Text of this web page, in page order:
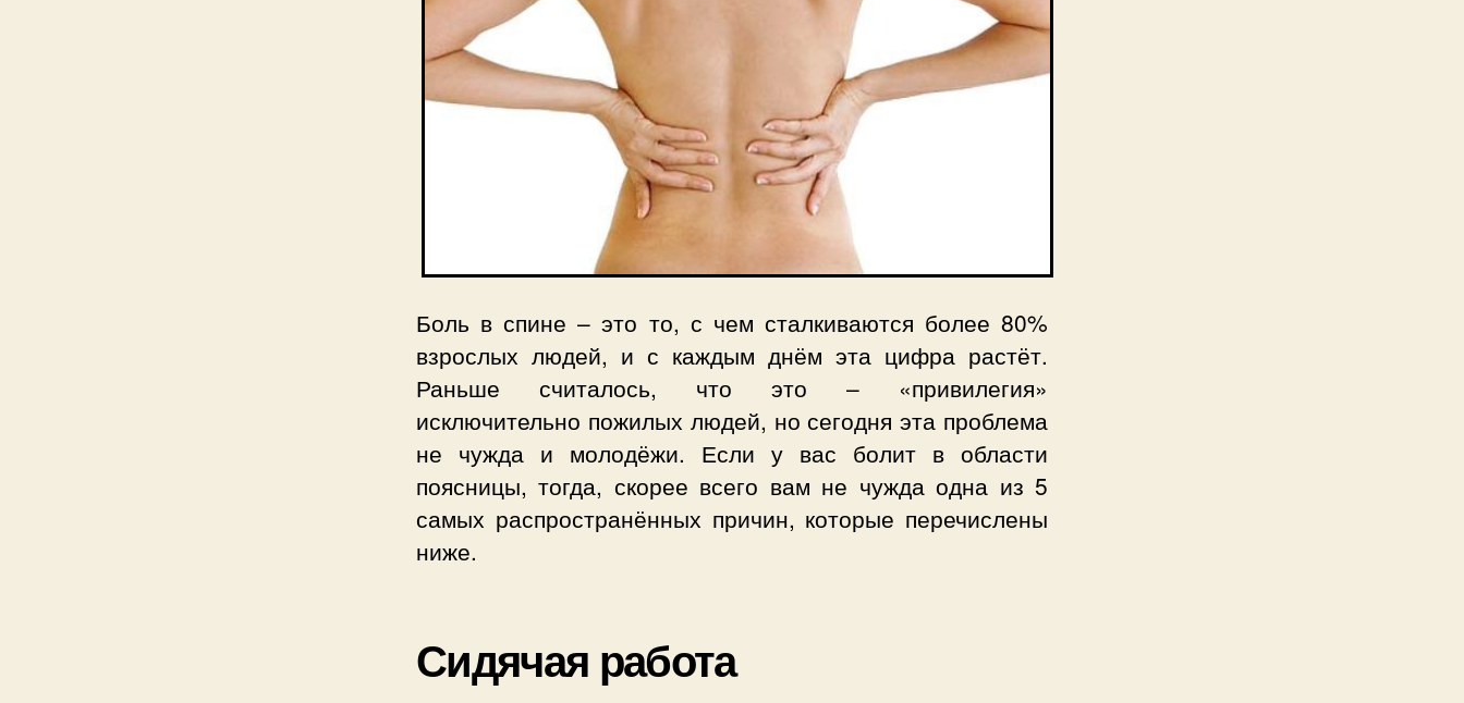
Боль в спине – это то, с чем сталкиваются более 80%
взрослых людей, и с каждым днём эта цифра растёт.
Раньше считалось, что это – «привилегия»
исключительно пожилых людей, но сегодня эта проблема
не чужда и молодёжи. Если у вас болит в области
поясницы, тогда, скорее всего вам не чужда одна из 5
самых распространённых причин, которые перечислены
ниже.
Сидячая работа